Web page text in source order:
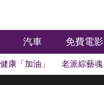
汽車 免費電影
康「加油」 老派綜藝魂